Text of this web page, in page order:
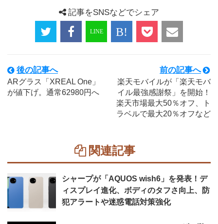
記事をSNSなどでシェア
後の記事へ
ARグラス「XREAL One」
が値下げ。通常62980円へ
前の記事へ
楽天モバイルが「楽天モバ
イル最強感謝祭」を開始！
楽天市場最大50％オフ、ト
ラベルで最大20％オフなど
関連記事
シャープが「AQUOS wish6」を発表！デ
ィスプレイ進化、ボディのタフさ向上、防
犯アラートや迷惑電話対策強化